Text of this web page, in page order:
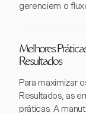
gerenciem o
Melhores
Resultados
Para maximizar
Resultados, as
práticas. A